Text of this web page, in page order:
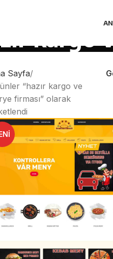
kargo
Sayfa
“hazır kargo ve
firması” olarak